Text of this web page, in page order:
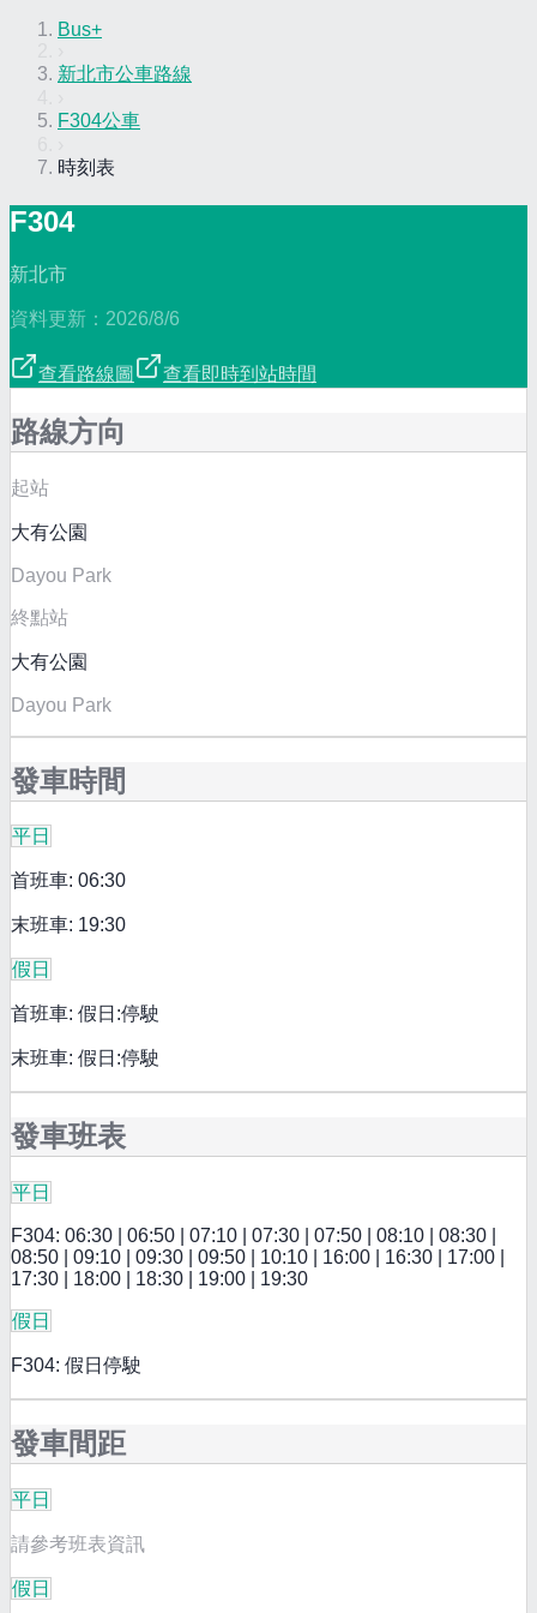
Bus+
新北市公車路線
F304公車
時刻表
F304
新北市
資料更新： 2026/8/6
查看路線圖 查看即時到站時間
路線方向
起站
大有公園
Dayou Park
終點站
大有公園
Dayou Park
發車時間
平日
首班車: 06:30
末班車: 19:30
假日
首班車: 假日:停駛
末班車: 假日:停駛
發車班表
平日
F304: 06:30 | 06:50 | 07:10 | 07:30 | 07:50 | 08:10 | 08:30 |
08:50 | 09:10 | 09:30 | 09:50 | 10:10 | 16:00 | 16:30 | 17:00 |
17:30 | 18:00 | 18:30 | 19:00 | 19:30
假日
F304: 假日停駛
發車間距
平日
請參考班表資訊
假日